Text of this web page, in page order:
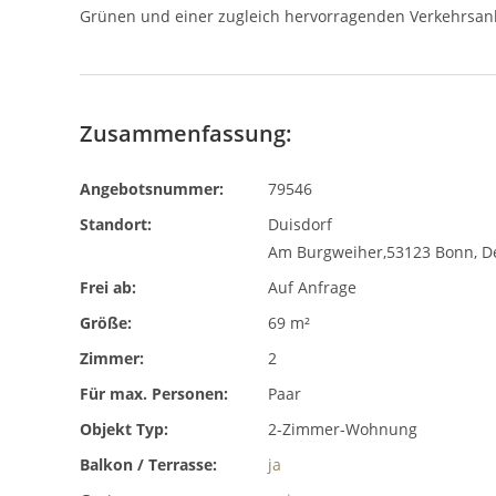
Grünen und einer zugleich hervorragenden
Zusammenfassung:
Angebotsnummer:
79546
Standort:
Duisdorf
Am Burgweiher,53123 Bonn,
Frei ab:
Auf Anfrage
Größe:
69 m²
Zimmer:
2
Für max. Personen:
Paar
Objekt Typ:
2-Zimmer-Wohnung
Balkon / Terrasse:
ja